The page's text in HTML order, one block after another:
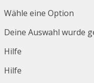
Wähle eine Option
Deine Auswahl wurde
Hilfe
Hilfe